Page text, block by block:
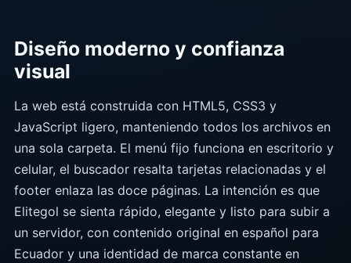
Diseño moderno y confianza
visual
La web está construida con HTML5, CSS3 y
JavaScript ligero, manteniendo todos los archivos en
una sola carpeta. El menú fijo funciona en escritorio y
celular, el buscador resalta tarjetas relacionadas y el
footer enlaza las doce páginas. La intención es que
Elitegol se sienta rápido, elegante y listo para subir a
un servidor, con contenido original en español para
Ecuador y una identidad de marca constante en